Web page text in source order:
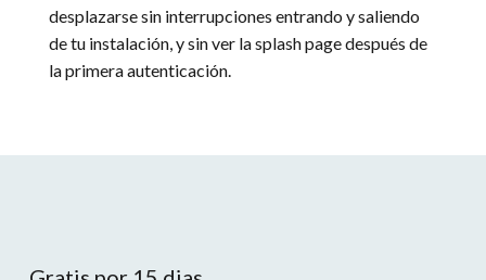
desplazarse sin interrupciones entrando y saliendo
de tu instalación, y sin ver la splash page después de
la primera autenticación.